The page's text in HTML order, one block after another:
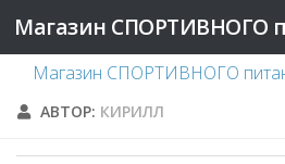
Магазин СПОРТИВНОГО
АВТОР: КИРИЛЛ